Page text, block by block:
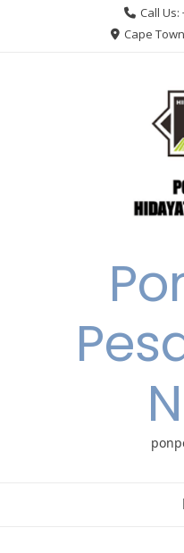
Call Us:
Cape